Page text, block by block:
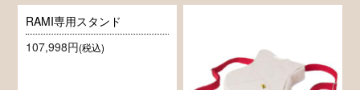
RAMI専用スタンド
107,998円(税込)